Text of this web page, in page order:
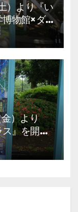
）より『い
物館×ダ
上野公園
）より
』を開
混雑情